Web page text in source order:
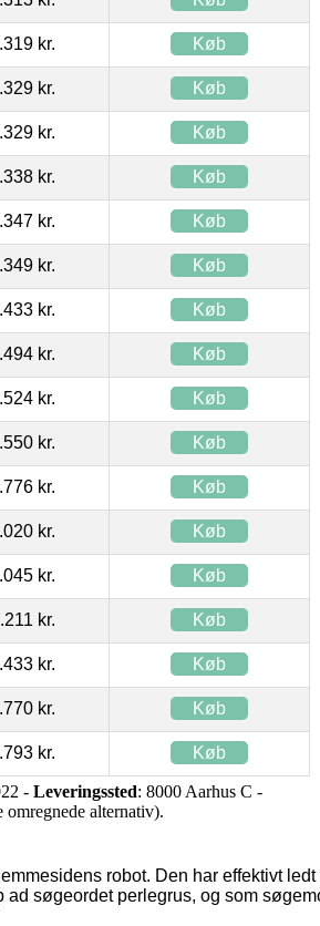
kr. Køb
kr. Køb
kr. Køb
kr. Køb
kr. Køb
kr. Køb
kr. Køb
kr. Køb
kr. Køb
kr. Køb
kr. Køb
kr. Køb
kr. Køb
kr. Køb
kr. Køb
kr. Køb
kr. Køb
- Leveringssted: 8000 Aarhus C -
alternativ).
robot. Den har effektivt
søgeordet perlegrus, og som